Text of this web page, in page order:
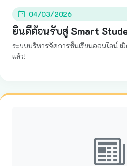
04/03/2026
ยินดีต้อนรับสู่ Smart
ระบบบริหารจัดการชั้นเรียนออนไลน์ เ
แล้ว!